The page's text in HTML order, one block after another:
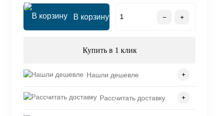
В корзину
Купить в 1 клик
Нашли дешевле
Рассчитать доставку